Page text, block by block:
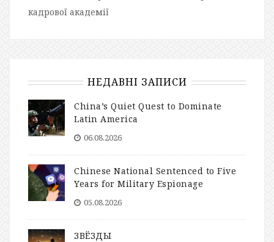
кадрової академії
НЕДАВНІ ЗАПИСИ
China’s Quiet Quest to Dominate
Latin America
06.08.2026
Chinese National Sentenced to Five
Years for Military Espionage
05.08.2026
ЗВЁЗДЫ